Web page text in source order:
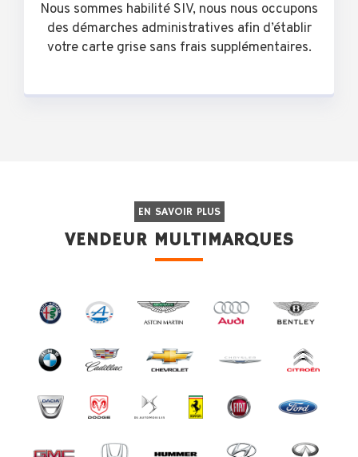
Nous sommes habilité SIV, nous nous occupons
des démarches administratives afin d’établir
votre carte grise sans frais supplémentaires.
EN SAVOIR PLUS
VENDEUR MULTIMARQUES